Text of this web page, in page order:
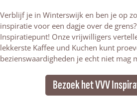
Verblijf je in Winterswijk en ben je op
inspiratie voor een dagje over de
Inspiratiepunt! Onze vrijwilligers
lekkerste Kaffee und Kuchen kunt
bezienswaardigheden je echt niet mag
Bezoek het VVV